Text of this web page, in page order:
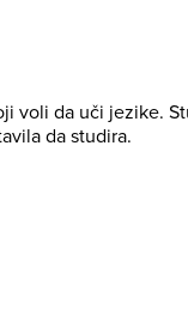
voli da uči jezike.
da studira.